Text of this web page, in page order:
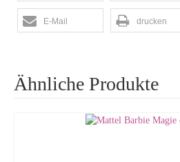
E-Mail drucken
Ähnliche Produkte